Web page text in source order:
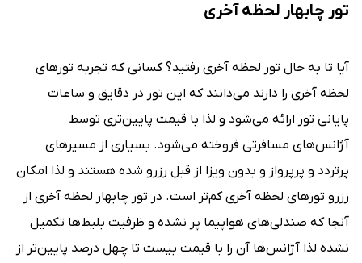
تور چابهار لحظه آخری
آیا تا به حال تور لحظه آخری رفتید؟ کسانی که تجربه تورهای
لحظه آخری را دارند می‌دانند که این تور در دقایق و ساعات
پایانی تور ارائه می‌شود و لذا با قیمت پایین‌تری توسط
آژانس‌های مسافرتی فروخته می‌شود. بسیاری از مسیرهای
پرتردد و پرپرواز و بدون ویزا از قبل رزرو شده هستند و لذا امکان
رزرو تورهای لحظه آخری کم‌تر است. در تور چابهار لحظه آخری از
آنجا که صندلی‌های هواپیما پر نشده و ظرفیت بلیط‌ها تکمیل
نشده لذا آژانس‌ها آن را با قیمت بیست تا چهل درصد پایین‌تر از